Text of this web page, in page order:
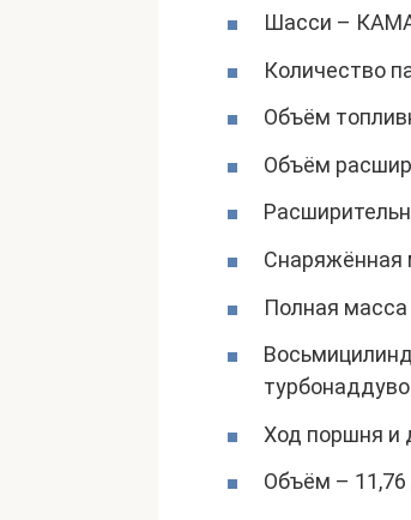
Шасси –
Количество
Объём
Объём
Снаряжённая
Полная масса
Ход поршня и
Объём – 11,76